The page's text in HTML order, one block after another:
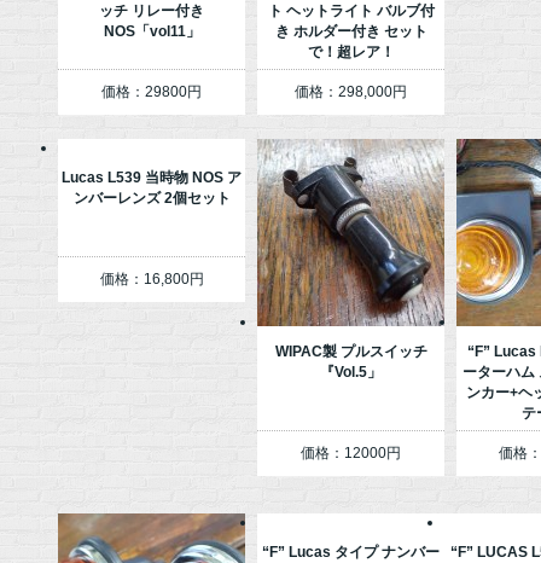
ッチ リレー付き
NOS「vol11」
価格：29800円
ト ヘットライト バルブ付
き ホルダー付き セット
で！超レア！
価格：298,000円
Lucas L539 当時物 NOS ア
ンバーレンズ 2個セット
価格：16,800円
WIPAC製 プルスイッチ
『Vol.5」
価格：12000円
“F” Lucas
ーターハム
ンカー+ヘ
テ
価格
“F” Lucas タイプ ナンバー
“F” LUCAS